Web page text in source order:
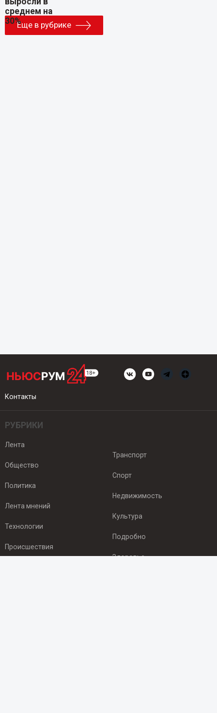
Еще в рубрике
Контакты
РУБРИКИ
Лента
Общество
Политика
Лента мнений
Технологии
Происшествия
Транспорт
Спорт
Недвижимость
Культура
Подробно
Здоровье